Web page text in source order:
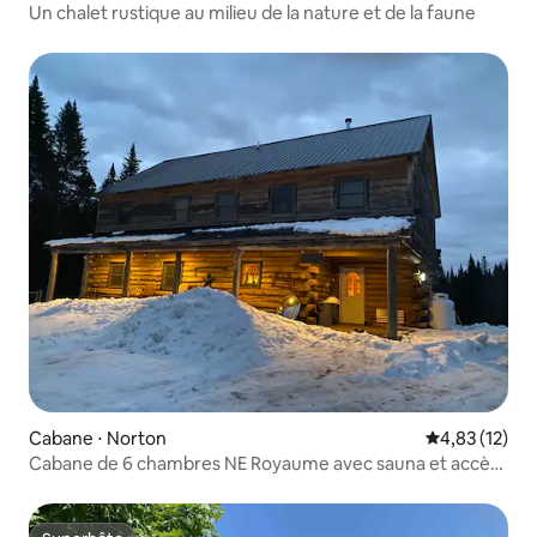
unicipality
Un chalet rustique au milieu de la nature et de la faune
Cabane ⋅ Norton Évaluation
4,83 (12)
Cabane de 6 chambres NE Royaume avec sauna et accès